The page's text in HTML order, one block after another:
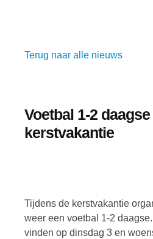
Terug naar alle nieuws
Voetbal 1-2
kerstvakantie
Tijdens de kerstvakantie
weer een voetbal 1-2
vinden op dinsdag 3 en